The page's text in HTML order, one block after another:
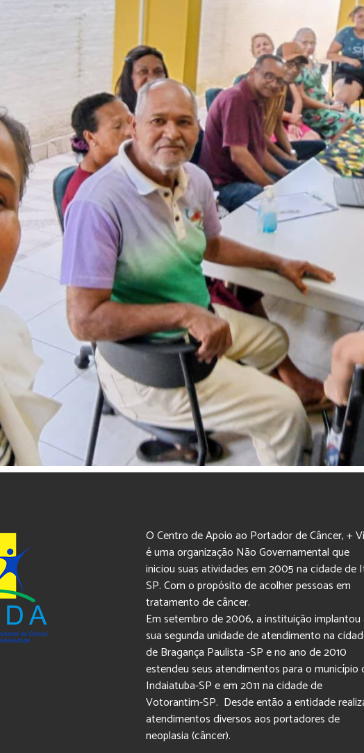
O Centro de Apoio ao Portador de Câncer, +
é uma organização Não Governamental que
iniciou suas atividades em 2005 na cidade de
SP. Com o propósito de acolher pessoas em
tratamento de câncer.
Em setembro de 2006, a instituição implantou
sua segunda unidade de atendimento na
de Bragança Paulista -SP e no ano de 2010
estendeu seus atendimentos para o município
Indaiatuba-SP e em 2011 na cidade de
Votorantim-SP. Desde então a entidade
atendimentos diversos aos portadores de
neoplasia (câncer).